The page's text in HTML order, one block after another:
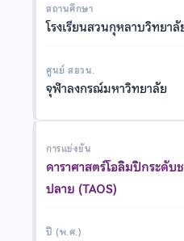
สถานศึกษา
โรงเรียนสวนกุหลาบวิทยาลั
ศูนย์ สอวน.
จุฬาลงกรณ์มหาวิทยาลัย
การแข่งขัน
ดาราศาสตร์โอลิมปิกระดั
ปลาย (TAOS)
ปี (พ.ศ.)